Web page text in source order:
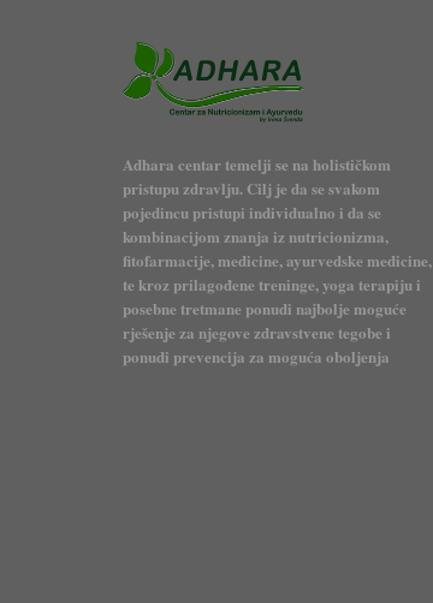
Adhara centar temelji se na holističkom
pristupu zdravlju. Cilj je da se svakom
pojedincu pristupi individualno i da se
kombinacijom znanja iz nutricionizma,
fitofarmacije, medicine, ayurvedske medicine,
te kroz prilagođene treninge, yoga terapiju i
posebne tretmane ponudi najbolje moguće
rješenje za njegove zdravstvene tegobe i
ponudi prevencija za moguća oboljenja